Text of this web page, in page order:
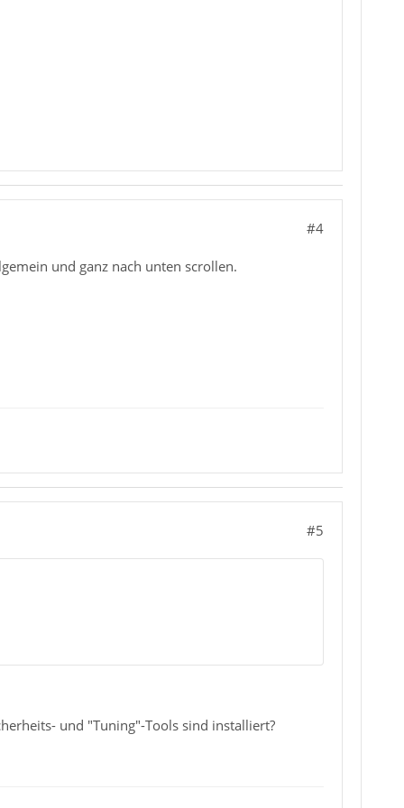
#4
und ganz nach unten scrollen.
#5
und "Tuning"-Tools sind installiert?